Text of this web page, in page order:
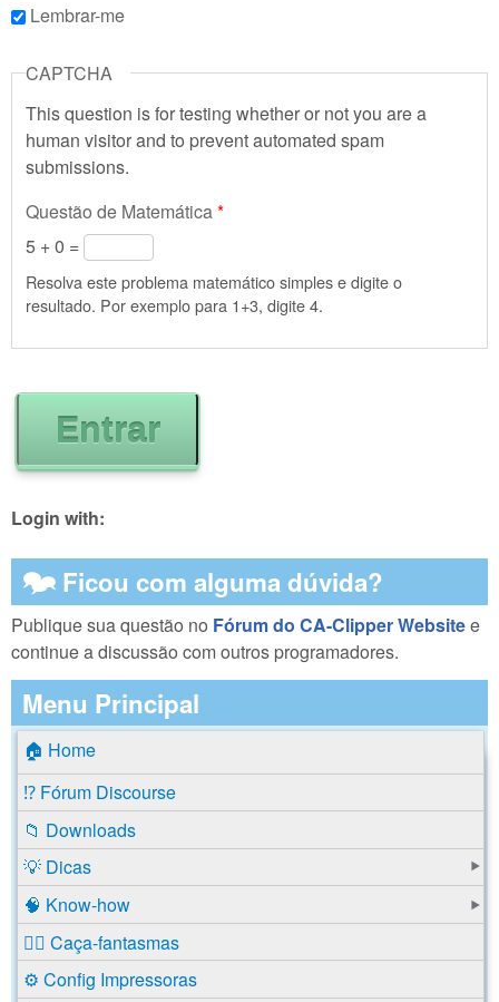
Lembrar-me
CAPTCHA
This question is for testing whether or not you are a
human visitor and to prevent automated spam
submissions.
Questão de Matemática*
5 + 0 =
Resolva este problema matemático simples e digite o
resultado. Por exemplo para 1+3, digite 4.
Login with:
🗫 Ficou com alguma dúvida?
Publique sua questão no Fórum do CA-Clipper Websitee
continue a discussão com outros programadores.
Menu Principal
🏠 Home
⁉️ Fórum Discourse
📁 Downloads
💡 Dicas
🧠 Know-how
🕵️‍♂️ Caça-fantasmas
⚙️ Config Impressoras